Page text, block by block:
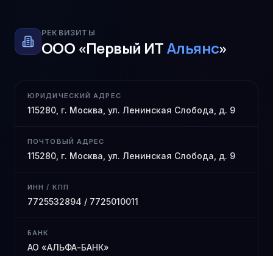
РЕКВИЗИТЫ
ООО «Первый ИТАльянс»
ЮРИДИЧЕСКИЙ АДРЕС
115280, г. Москва, ул. Ленинская Слобода, д. 9
ПОЧТОВЫЙ АДРЕС
115280, г. Москва, ул. Ленинская Слобода, д. 9
ИНН / КПП
7725532894 / 7725010011
БАНК
АО «АЛЬФА-БАНК»